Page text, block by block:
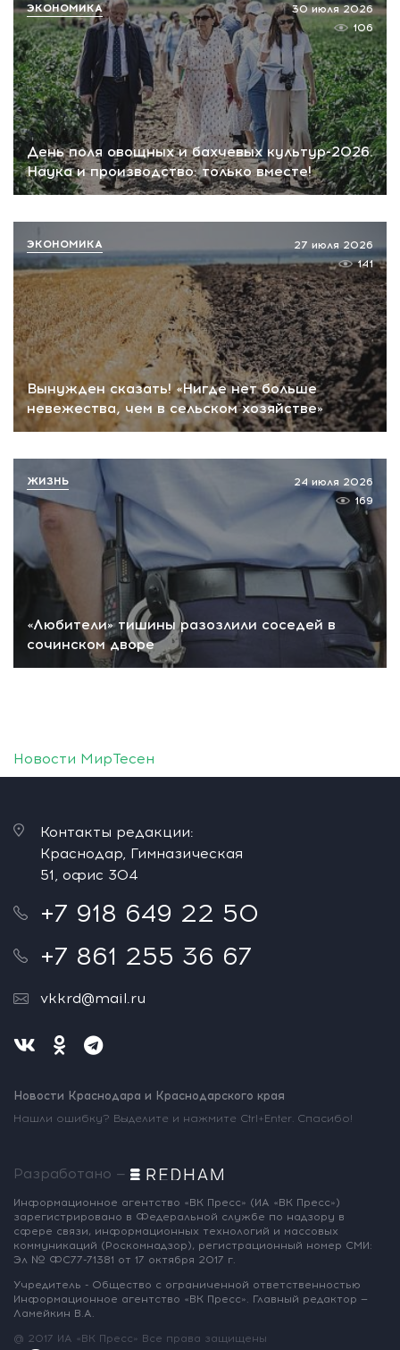
День поля овощных и бахчевых культур-2026.
Наука и производство: только вместе!
30 июля 2026
106
ЭКОНОМИКА
Вынужден сказать! «Нигде нет больше
невежества, чем в сельском хозяйстве»
27 июля 2026
141
ЭКОНОМИКА
«Любители» тишины разозлили соседей в
сочинском дворе
24 июля 2026
169
ЖИЗНЬ
Новости МирТесен
Контакты редакции:
Краснодар, Гимназическая
51, офис 304
+7 918 649 22 50
+7 861 255 36 67
vkkrd@mail.ru
Новости Краснодара и Краснодарского края
Нашли ошибку? Выделите и нажмите Ctrl+Enter. Спасибо!
Разработано —
Информационное агентство «ВК Пресс» (ИА «ВК Пресс»)
зарегистрировано в Федеральной службе по надзору в
сфере связи, информационных технологий и массовых
коммуникаций (Роскомнадзор), регистрационный номер СМИ:
Эл № ФС77-71381 от 17 октября 2017 г.
Учредитель - Общество с ограниченной ответственностью
Информационное агентство «ВК Пресс». Главный редактор —
Ламейкин В.А.
@ 2017 ИА «ВК Пресс» Все права защищены